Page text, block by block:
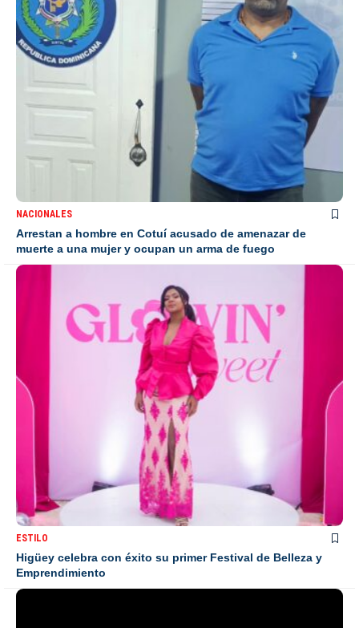
NACIONALES
Arrestan a hombre en Cotuí acusado de amenazar de
muerte a una mujer y ocupan un arma de fuego
ESTILO
Higüey celebra con éxito su primer Festival de Belleza y
Emprendimiento